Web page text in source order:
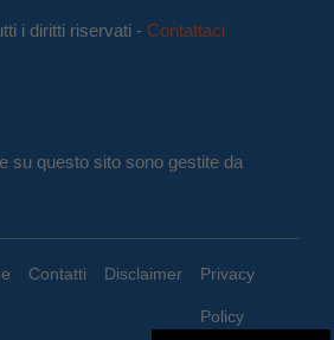
i diritti riservati - Contattaci
su questo sito sono gestite da
Contatti Disclaimer Privacy
Policy